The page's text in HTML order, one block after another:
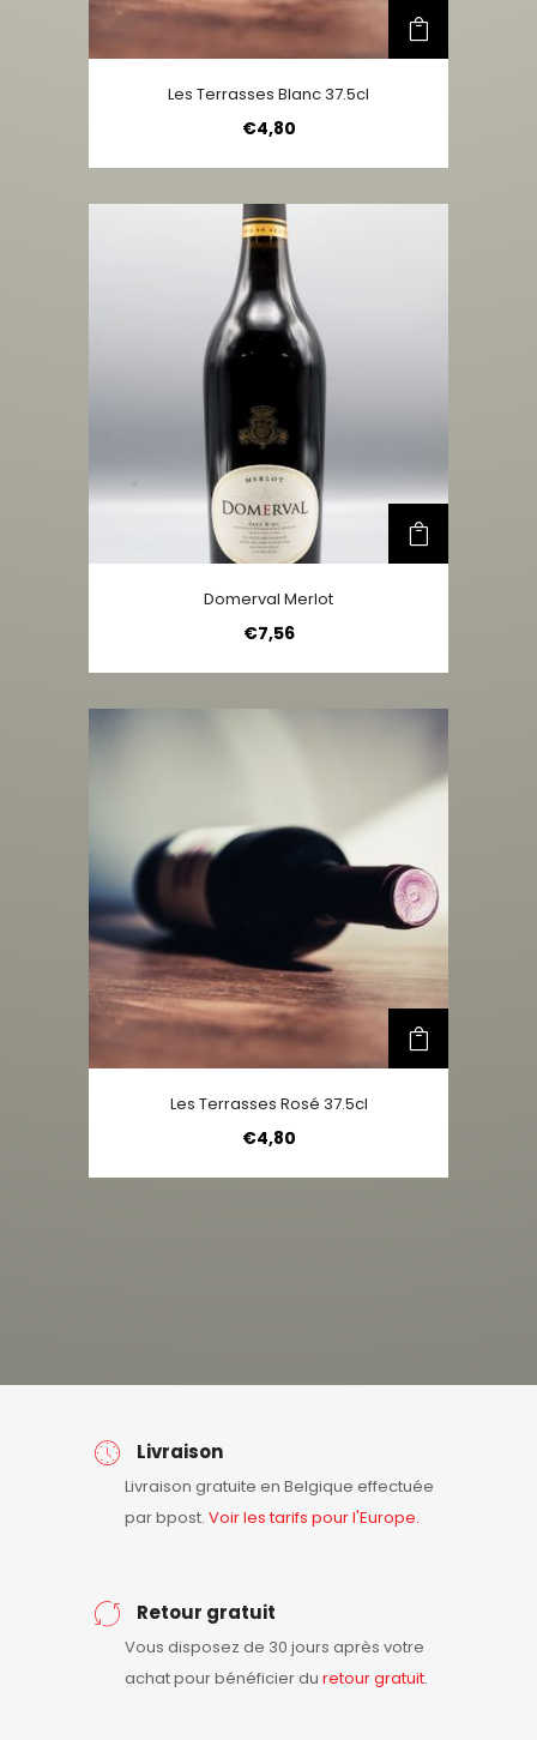
Les Terrasses Blanc 37.5cl
€4,80
Domerval Merlot
€7,56
Les Terrasses Rosé 37.5cl
€4,80
Livraison
Livraison gratuite en Belgique effectuée
par bpost. Voir les tarifs pour l'Europe.
Retour gratuit
Vous disposez de 30 jours après votre
achat pour bénéficier du retourgratuit.